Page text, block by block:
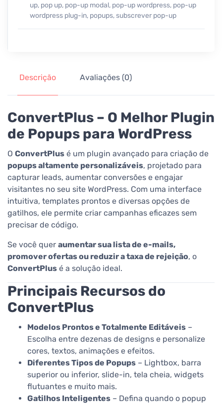
up, pop up, pop-up modal, pop-up wordpress, pop-up
wordpress plug-in, popups,subscrever pop-up
Descrição Avaliações (0)
ConvertPlus – O Melhor Plugin
de Popups para WordPress
O ConvertPlus é um plugin avançado para criação de
popups altamente personalizáveis, projetado para
capturar leads, aumentar conversões e engajar
visitantes no seu site WordPress. Com uma interface
intuitiva, templates prontos e diversas opções de
gatilhos, ele permite criar campanhas eficazes sem
precisar de código.
Se você quer aumentar sua lista de e-mails,
promover ofertas ou reduzir a taxa de rejeição, o
ConvertPlus é a solução ideal.
Principais Recursos do
ConvertPlus
Modelos Prontos e Totalmente Editáveis –
Escolha entre dezenas de designs e personalize
cores, textos, animações e efeitos.
Diferentes Tipos de Popups – Lightbox, barra
superior ou inferior, slide-in, tela cheia, widgets
flutuantes e muito mais.
Gatilhos Inteligentes – Defina quando o popup